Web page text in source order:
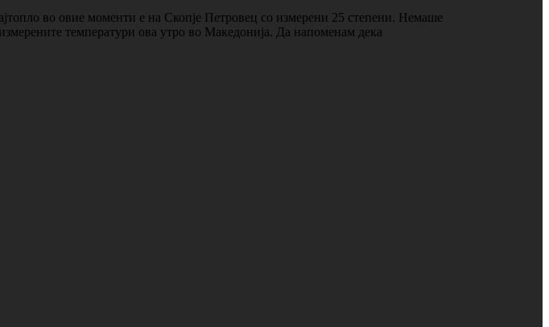
во овие моменти е на Скопје Петровец со измерени 25 степени. Немаше
температури ова утро во Македонија. Да напоменам дека